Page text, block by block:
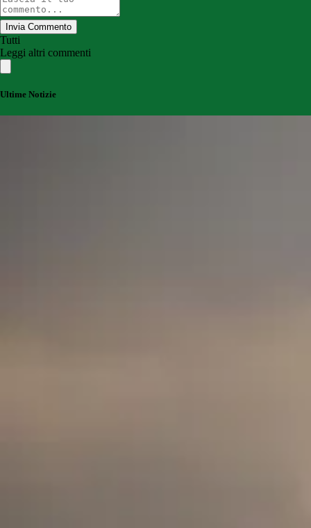
Invia Commento
Tutti
Leggi altri commenti
Ultime Notizie